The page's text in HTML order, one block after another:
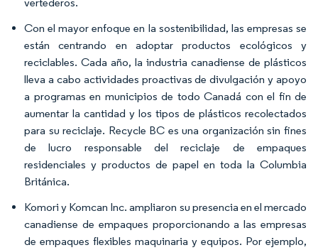
Con el mayor enfoque en la sostenibilidad, las empresas se
están centrando en adoptar productos ecológicos y
reciclables. Cada año, la industria canadiense de plásticos
lleva a cabo actividades proactivas de divulgación y apoyo
a programas en municipios de todo Canadá con el fin de
aumentar la cantidad y los tipos de plásticos recolectados
para su reciclaje. Recycle BC es una organización sin fines
de lucro responsable del reciclaje de empaques
residenciales y productos de papel en toda la Columbia
Británica.
Komori y Komcan Inc. ampliaron su presencia en el mercado
canadiense de empaques proporcionando a las empresas
de empaques flexibles maquinaria y equipos. Por ejemplo,